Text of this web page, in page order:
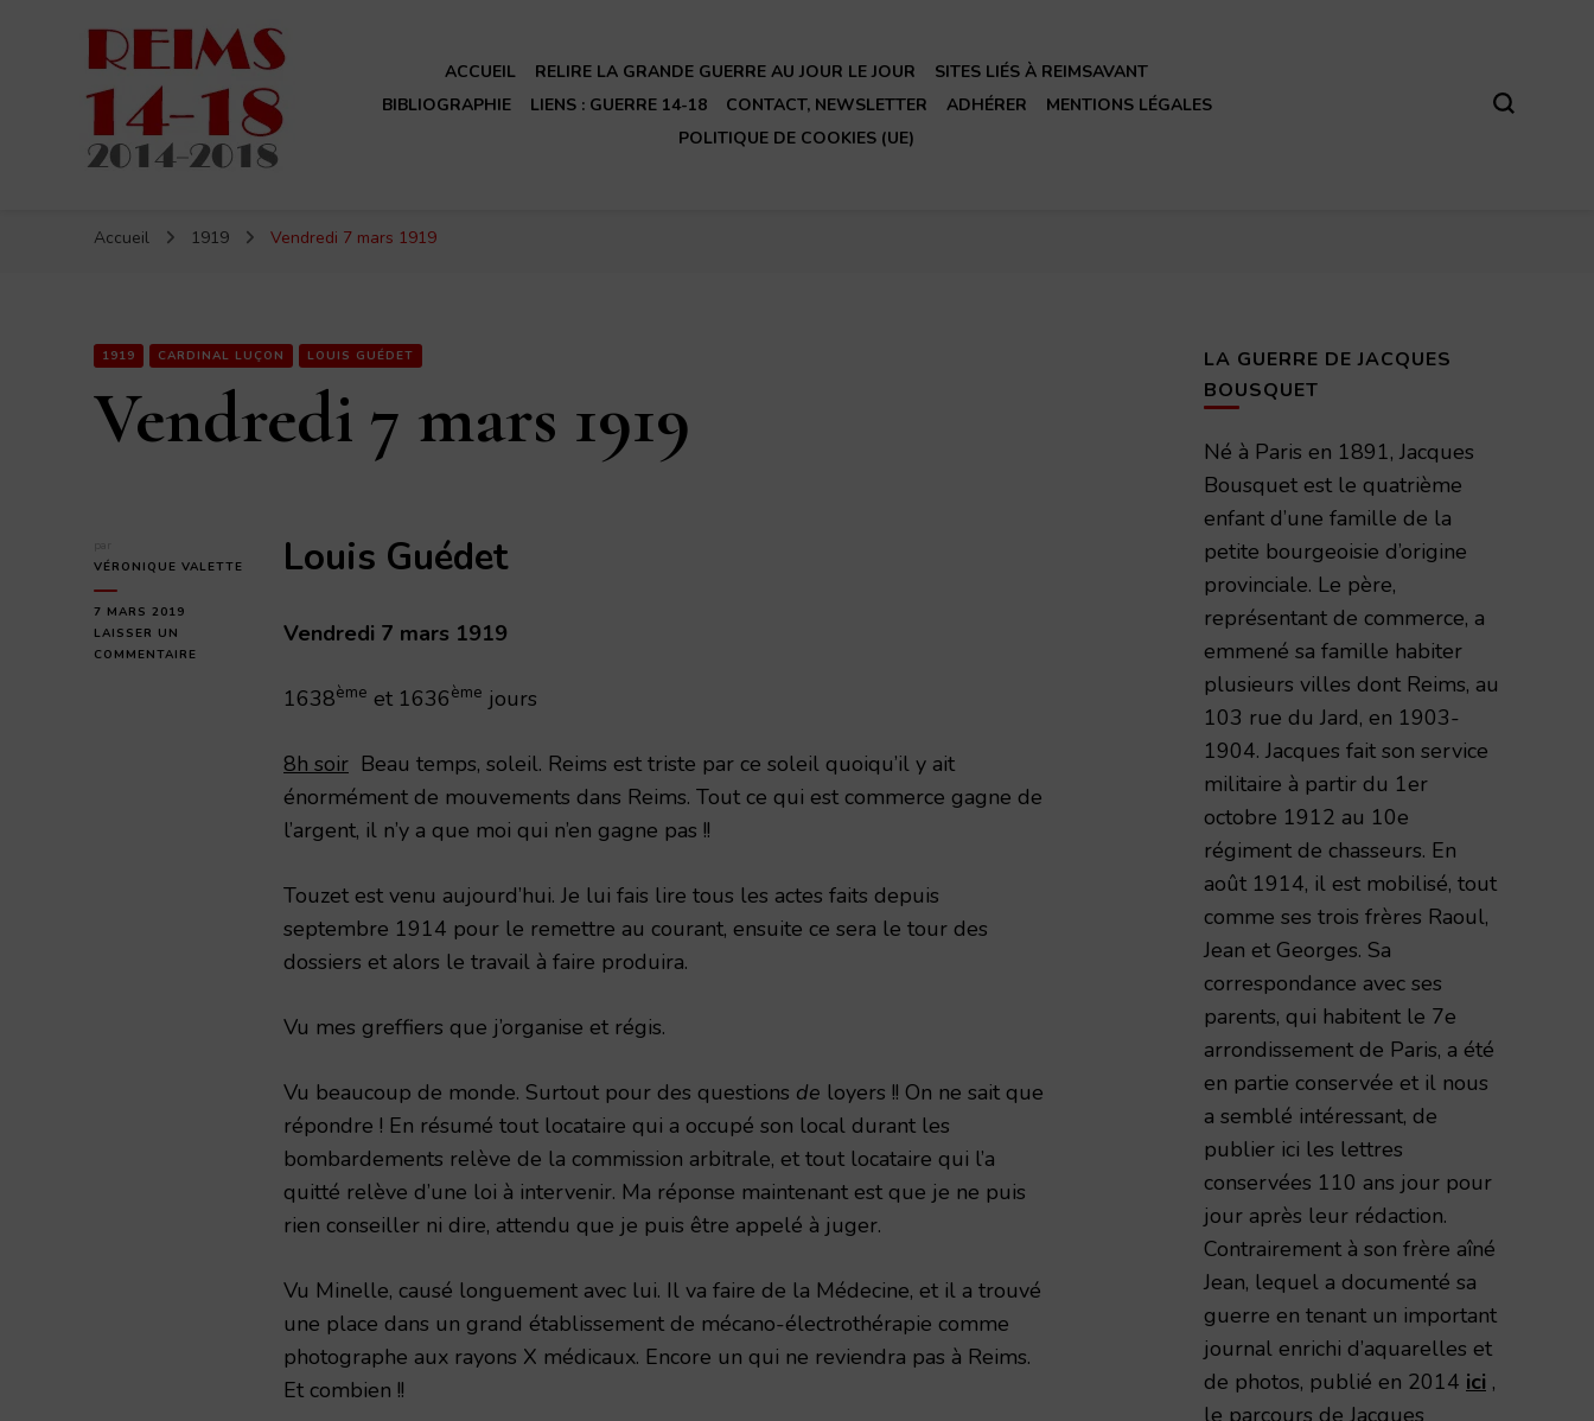
ACCUEIL RELIRE LA GRANDE GUERRE AU JOUR LE JOUR
SITES LIÉS À REIMSAVANT
BIBLIOGRAPHIE
LIENS : GUERRE 14-18 CONTACT, NEWSLETTER ADHÉRER
MENTIONS LÉGALES
POLITIQUE DE COOKIES (UE)
Accueil 1919 Vendredi 7 mars 1919
1919 CARDINAL LUÇON LOUIS GUÉDET
Vendredi 7 mars 1919
VÉRONIQUE VALETTE
7 MARS 2019
LAISSER UN
COMMENTAIRE
Louis Guédet
Vendredi 7 mars 1919
1638ème et 1636ème jours
8h soir Beau temps, soleil. Reims est triste par ce soleil quoiqu’il y ait
énormément de mouvements dans Reims. Tout ce qui est commerce gagne de
l’argent, il n’y a que moi qui n’en gagne pas !!
Touzet est venu aujourd’hui. Je lui fais lire tous les actes faits depuis
septembre 1914 pour le remettre au courant, ensuite ce sera le tour des
dossiers et alors le travail à faire produira.
Vu mes greffiers que j’organise et régis.
Vu beaucoup de monde. Surtout pour des questions de loyers !! On ne sait que
répondre ! En résumé tout locataire qui a occupé son local durant les
bombardements relève de la commission arbitrale, et tout locataire qui l’a
quitté relève d’une loi à intervenir. Ma réponse maintenant est que je ne puis
rien conseiller ni dire, attendu que je puis être appelé à juger.
Vu Minelle, causé longuement avec lui. Il va faire de la Médecine, et il a trouvé
une place dans un grand établissement de mécano-électrothérapie comme
photographe aux rayons X médicaux. Encore un qui ne reviendra pas à Reims.
Et combien !!
LA GUERRE DE JACQUES
BOUSQUET
Né à Paris en 1891, Jacques
Bousquet est le quatrième
enfant d’une famille de la
petite bourgeoisie d’origine
provinciale. Le père,
représentant de commerce, a
emmené sa famille habiter
plusieurs villes dont Reims, au
103 rue du Jard, en 1903-
1904. Jacques fait son service
militaire à partir du 1er
octobre 1912 au 10e
régiment de chasseurs. En
août 1914, il est mobilisé, tout
comme ses trois frères Raoul,
Jean et Georges. Sa
correspondance avec ses
parents, qui habitent le 7e
arrondissement de Paris, a été
en partie conservée et il nous
a semblé intéressant, de
publier ici les lettres
conservées 110 ans jour pour
jour après leur rédaction.
Contrairement à son frère aîné
Jean, lequel a documenté sa
guerre en tenant un important
journal enrichi d’aquarelles et
de photos, publié en 2014 ici ,
le parcours de Jacques